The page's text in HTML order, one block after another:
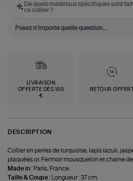
De quels matériaux spécifiques sont
ce collier ?
LIVRAISON
OFFERTE DÈS 150
€
RETOUR OFFERT
DESCRIPTION
Collier en perles de turquoise, lapis lazuli,
plaquées or. Fermoir mousqueton et chaine
Made in : Paris, France.
Taille & Coupe :
Longueur : 37 cm.